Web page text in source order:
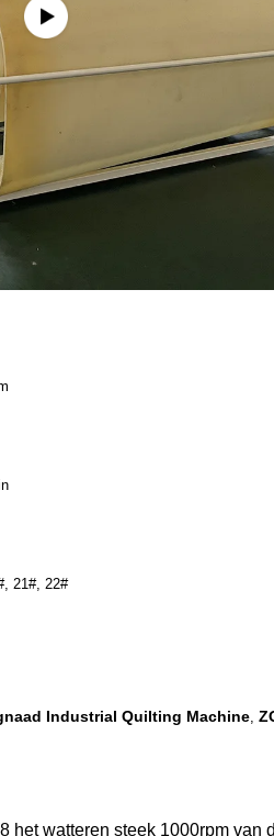
21#, 22#
Industrial Quilting Machine,
het watteren steek 1000rpm